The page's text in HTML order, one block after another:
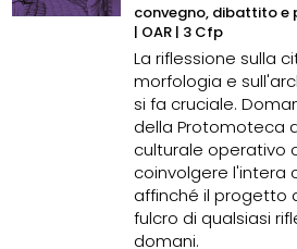
convegno, dibattito e
| OAR | 3 Cfp
La riflessione sulla
morfologia e
si fa cruciale.
della Protomoteca
culturale operativo
coinvolgere l'intera
affinché il progetto
fulcro di qualsiasi
domani.